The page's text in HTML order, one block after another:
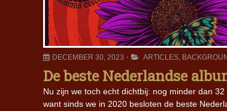
DECEMBER 30, 2023 ARTICLES,
De beste Nederlandse
Nu zijn we toch echt dichtbij: nog minder dan
want sinds we in 2020 besloten de beste